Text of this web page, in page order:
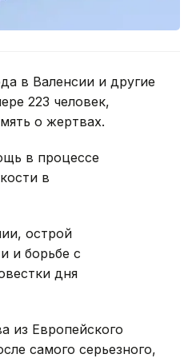
в Валенсии и другие
223 человек,
о жертвах.
в процессе
в
острой
и борьбе с
дня
из Европейского
самого серьезного,